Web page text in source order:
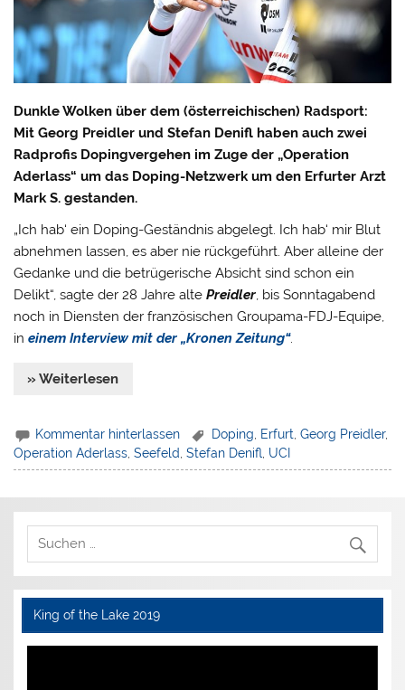
Dunkle Wolken über dem (österreichischen) Radsport:
Mit Georg Preidler und Stefan Denifl haben auch zwei
Radprofis Dopingvergehen im Zuge der „Operation
Aderlass“ um das Doping-Netzwerk um den Erfurter Arzt
Mark S. gestanden.
„Ich hab‘ ein Doping-Geständnis abgelegt. Ich hab‘ mir Blut
abnehmen lassen, es aber nie rückgeführt. Aber alleine der
Gedanke und die betrügerische Absicht sind schon ein
Delikt“, sagte der 28 Jahre altePreidler, bis Sonntagabend
noch in Diensten der französischen Groupama-FDJ-Equipe,
ineinem Interview mit der „Kronen Zeitung“.
» Weiterlesen
Kommentar hinterlassen Doping Erfurt ,Georg Preidler,
Operation Aderlass,Seefeld,Stefan Denifl, UCI
King of the Lake 2019
Video-